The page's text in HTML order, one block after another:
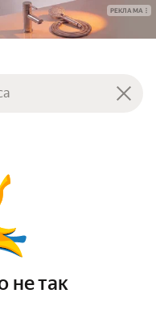
РЕКЛАМА
не так